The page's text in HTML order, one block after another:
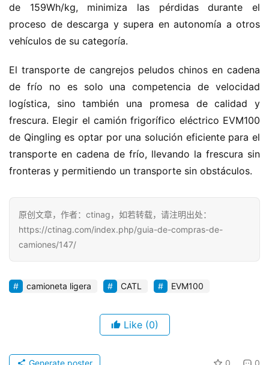
de 159Wh/kg, minimiza las pérdidas durante el
proceso de descarga y supera en autonomía a otros
vehículos de su categoría.
El transporte de cangrejos peludos chinos en cadena
de frío no es solo una competencia de velocidad
logística, sino también una promesa de calidad y
frescura. Elegir el camión frigorífico eléctrico EVM100
de Qingling es optar por una solución eficiente para el
transporte en cadena de frío, llevando la frescura sin
fronteras y permitiendo un transporte sin obstáculos.
原创文章，作者：ctinag，如若转载，请注明出处：
https://ctinag.com/index.php/guia-de-compras-de-
camiones/147/
camioneta ligera CATL EVM100
Like (0)
0 0
Generate poster